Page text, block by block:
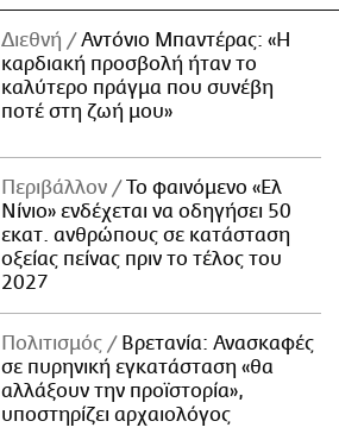
Διεθνή
Αντόνιο Μπαντέρας: «Η
καρδιακή προσβολή ήταν το
καλύτερο πράγμα που συνέβη
ποτέ στη ζωή μου»
Περιβάλλον
Το φαινόμενο «Ελ
Νίνιο» ενδέχεται να οδηγήσει 50
εκατ. ανθρώπους σε κατάσταση
οξείας πείνας πριν το τέλος του
2027
Πολιτισμός
Βρετανία: Ανασκαφές
σε πυρηνική εγκατάσταση «θα
αλλάξουν την προϊστορία»,
υποστηρίζει αρχαιολόγος